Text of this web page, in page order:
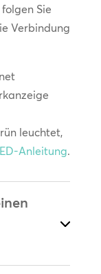
Sie
Verbindung
leuchtet,
Anleitung.